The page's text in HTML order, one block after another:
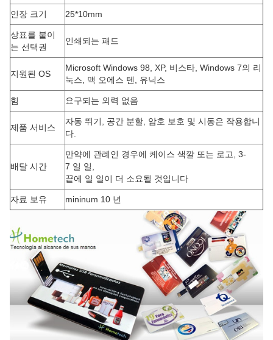
인장 크기 25*10mm
상표를 붙이
는 선택권
인쇄되는 패드
지원된 OS
Microsoft Windows 98, XP, 비스타, Windows 7의 리
눅스, 맥 오에스 텐, 유닉스
힘 요구되는 외력 없음
제품 서비스
자동 뛰기, 공간 분할, 암호 보호 및 시동은 작용합니
다.
배달 시간
만약에 관례인 경우에 케이스 색깔 또는 로고, 3-
7 일 일,
끝에 일 일이 더 소요될 것입니다
자료 보유 mininum 10 년